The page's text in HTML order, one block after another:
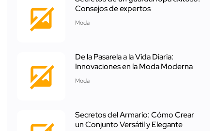
Consejos de expertos
Moda
De la Pasarela a la Vida Diaria:
Innovaciones en la Moda Moderna
Moda
Secretos del Armario: Cómo Crear
un Conjunto Versátil y Elegante